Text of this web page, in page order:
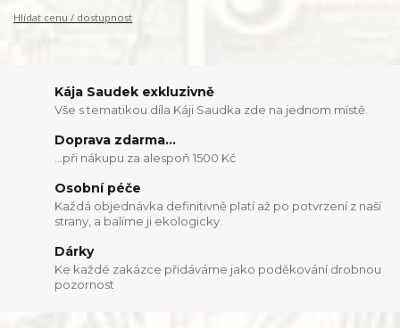
Hlídat cenu / dostupnost
Kája Saudek exkluzivně
Vše s tematikou díla Káji Saudka zde na jednom místě.
Doprava zdarma...
...při nákupu za alespoň 1500 Kč
Osobní péče
Každá objednávka definitivně platí až po potvrzení z naší
strany, a balíme ji ekologicky.
Dárky
Ke každé zakázce přidáváme jako poděkování drobnou
pozornost